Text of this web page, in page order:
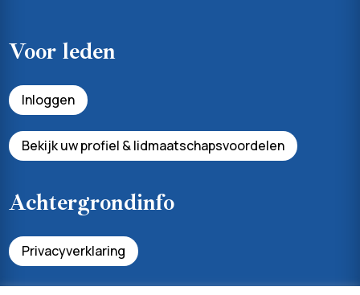
Voor leden
Inloggen
Bekijk uw profiel & lidmaatschapsvoordelen
Achtergrondinfo
Privacyverklaring